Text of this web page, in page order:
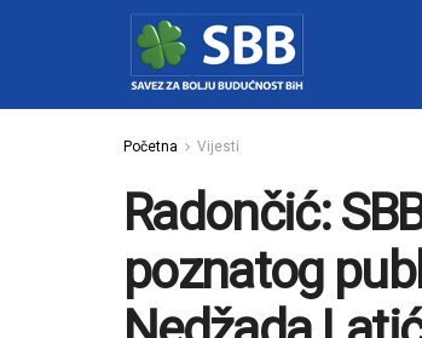
Početna Vijesti
Radončić:
poznatog